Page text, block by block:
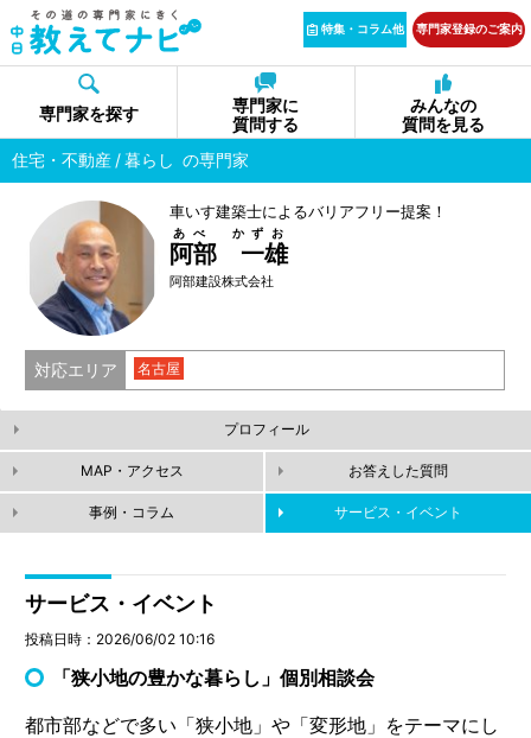
特集・コラム他 専門家登録のご案内
専門家を探す
専門家に
質問する
みんなの
質問を見る
住宅・不動産
暮らし の専門家
車いす建築士によるバリアフリー提案！
阿部 一雄
あべ かずお
阿部建設株式会社
対応エリア 名古屋
プロフィール
MAP・アクセス お答えした質問
事例・コラム サービス・イベント
サービス・イベント
投稿日時：2026/06/02 10:16
「狭小地の豊かな暮らし」個別相談会
都市部などで多い「狭小地」や「変形地」をテーマにし